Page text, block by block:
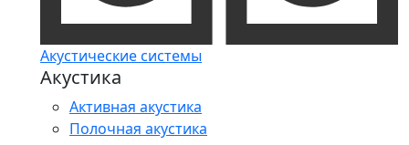
Акустические системы
Акустика
Активная акустика
Полочная акустика